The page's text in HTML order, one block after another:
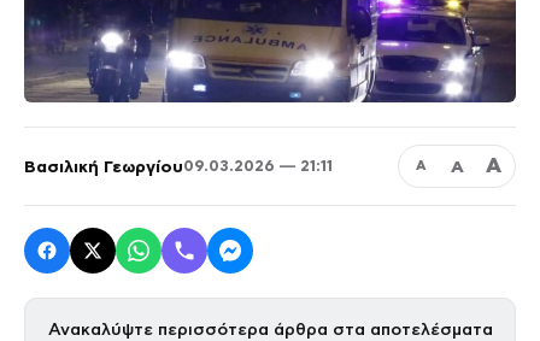
Βασιλική Γεωργίου09.03.2026 — 21:11 Α Α Α
Ανακαλύψτε περισσότερα άρθρα στα αποτελέσματα